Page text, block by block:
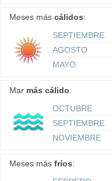
Meses más cálidos:
SEPTIEMBRE
AGOSTO
MAYO
Mar más cálido:
OCTUBRE
SEPTIEMBRE
NOVIEMBRE
Meses más fríos: